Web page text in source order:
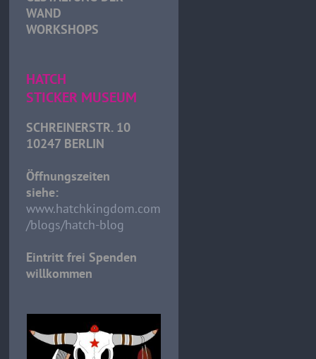
WAND
WORKSHOPS
HATCH
STICKER MUSEUM
SCHREINERSTR. 10
10247 BERLIN
Öffnungszeiten
siehe:
www.hatchkingdom.com
/blogs/hatch-blog
Eintritt frei Spenden
willkommen